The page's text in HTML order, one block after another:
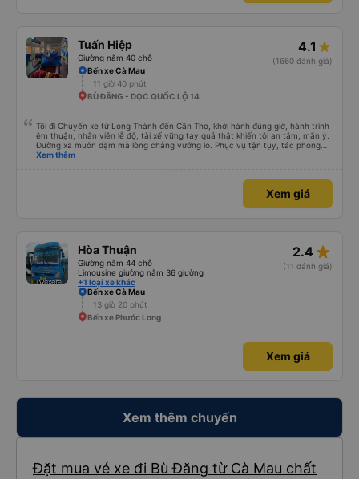
Tuấn Hiệp
Giường nằm 40 chỗ
4.1
(1660 đánh giá)
Bến xe Cà Mau
11 giờ 40 phút
BÙ ĐĂNG - DỌC QUỐC LỘ 14
Tôi đi Chuyến xe từ Long Thành đến Cần Thơ, khởi hành đúng giờ, hành trình
êm thuận, nhân viên lễ độ, tài xế vững tay quả thật khiến tôi an tâm, mãn ý.
Đường xa muôn dặm mà lòng chẳng vướng lo. Phục vụ tận tụy, tác phong
nghiêm cẩn, hiếm thấy giữa thời buổi kim tiền vội vã. Xã hội loạn đạo. Xin gửi
Xem thêm
Xem giá
Hòa Thuận
Giường nằm 44 chỗ
Limousine giường nằm 36 giường
+1 loại xe khác
2.4 star_rate
(11 đánh giá)
Bến xe Cà Mau
13 giờ 20 phút
Bến xe Phước Long
Xem giá
Xem thêm chuyến
Đặt mua vé xe đi Bù Đăng từ Cà Mau chất